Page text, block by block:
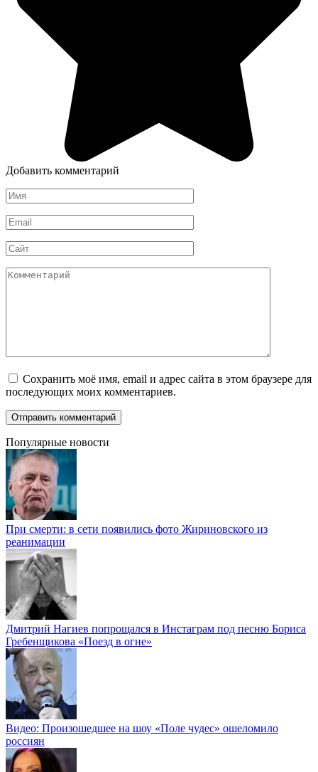
Добавить комментарий
Имя
*
Email
*
Сайт
Комментарий
Сохранить моё имя, email и адрес сайта в этом браузере для
последующих моих комментариев.
Популярные новости
При смерти: в сети появились фото Жириновского из
реанимации
Дмитрий Нагиев попрощался в Инстаграм под песню Бориса
Гребенщикова «Поезд в огне»
Видео: Произошедшее на шоу «Поле чудес» ошеломило
россиян